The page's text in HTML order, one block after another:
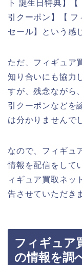
ト 誕生日特典】
引クーポン】【 フ
セール】という感
ただ、フィギュア
知り合いにも協力
すが、残念ながら
引クーポンなどを
は分かりませんで
なので、フィギュ
情報を配信をして
ィギュア買取ネッ
告させていただき
フィギュア
の情報を調